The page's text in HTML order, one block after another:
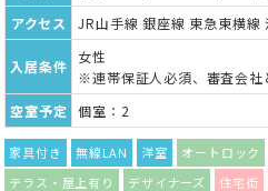
アクセス
JR山手線 銀座線 東急東横線
入居条件
女性
※連帯保証人必須、審査会社
空室予定
個室：2
家具付き 無線LAN 洋室 オートロック
テラス・屋上有り
デザイナーズ 住宅街